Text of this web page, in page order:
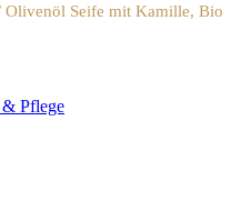
Olivenöl Seife mit Kamille, Bio
& Pflege